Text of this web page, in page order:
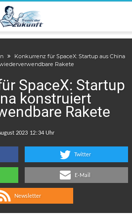
Konkurrenz für SpaceX: Startup aus China
Rakete
SpaceX: Startup
konstruiert
Rakete
:
Twitter
E-Mail
Newsletter